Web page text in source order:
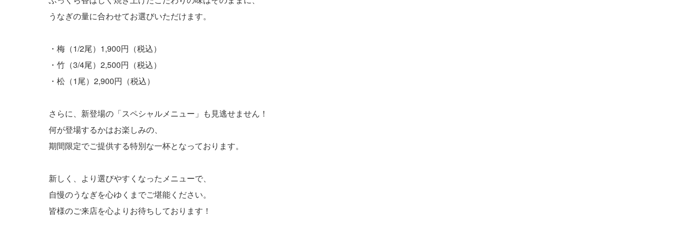
うなぎの量に合わせてお選びいただけます。
・梅（1/2尾）1,900円（税込）
・竹（3/4尾）2,500円（税込）
・松（1尾）2,900円（税込）
さらに、新登場の「スペシャルメニュー」も見逃せません！
何が登場するかはお楽しみの、
期間限定でご提供する特別な一杯となっております。
新しく、より選びやすくなったメニューで、
自慢のうなぎを心ゆくまでご堪能ください。
皆様のご来店を心よりお待ちしております！